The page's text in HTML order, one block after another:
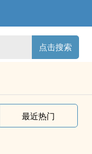
点击搜索
最近热门